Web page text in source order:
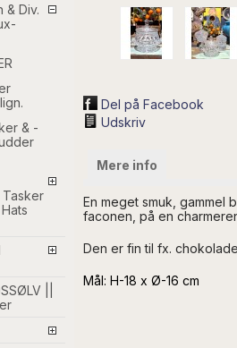
& Div.
& -
||
Del på Facebook
Udskriv
Mere info
En meget smuk, gammel
faconen, på en
Den er fin til fx.
Mål: H-18 x Ø-16 cm